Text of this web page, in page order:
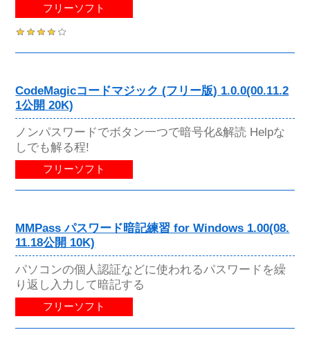
フリーソフト
CodeMagicコードマジック (フリー版) 1.0.0(00.11.2
1公開 20K)
ノンパスワードでボタン一つで暗号化&解読 Helpな
しでも解る程!
フリーソフト
MMPass パスワード暗記練習 for Windows 1.00(08.
11.18公開 10K)
パソコンの個人認証などに使われるパスワードを繰
り返し入力して暗記する
フリーソフト